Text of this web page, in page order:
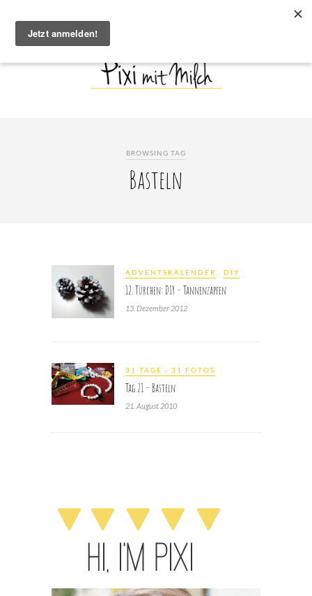
BROWSING TAG
Basteln
ADVENTSKALENDER DIY
12. Türchen: DIY – Tannenzapfen
13. Dezember 2012
31 TAGE - 31 FOTOS
Tag 21 – Basteln
21. August 2010